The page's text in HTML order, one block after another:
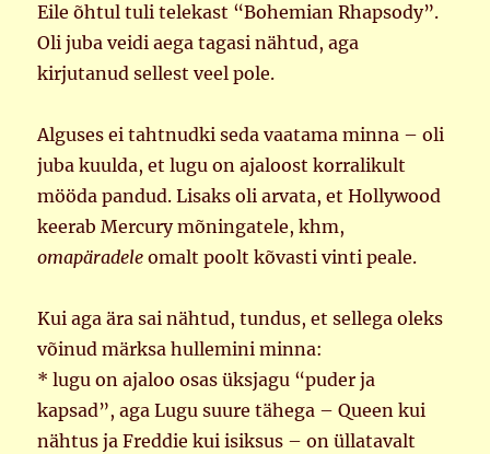
Eile õhtul tuli telekast “Bohemian Rhapsody”.
Oli juba veidi aega tagasi nähtud, aga
kirjutanud sellest veel pole.
Alguses ei tahtnudki seda vaatama minna – oli
juba kuulda, et lugu on ajaloost korralikult
mööda pandud. Lisaks oli arvata, et Hollywood
keerab Mercury mõningatele, khm,
omapäradele omalt poolt kõvasti vinti peale.
Kui aga ära sai nähtud, tundus, et sellega oleks
võinud märksa hullemini minna:
* lugu on ajaloo osas üksjagu “puder ja
kapsad”, aga Lugu suure tähega – Queen kui
nähtus ja Freddie kui isiksus – on üllatavalt